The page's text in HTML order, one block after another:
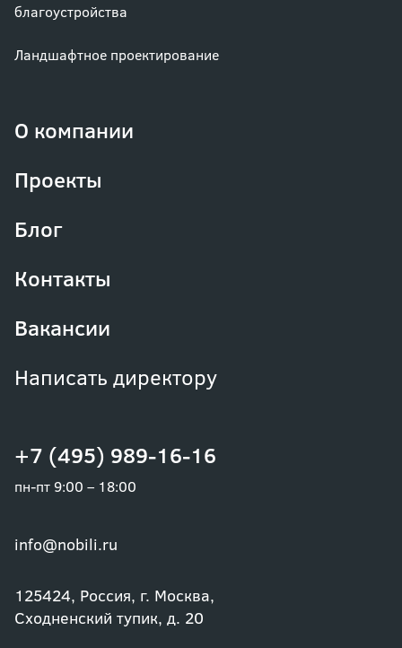
+7 (495) 989-16-16
пн-пт 9:00 – 18:00
info@nobili.ru
125424, Россия, г. Москва,
Сходненский тупик, д. 20
благоустройства
Ландшафтное проектирование
О компании
Проекты
Блог
Контакты
Вакансии
Написать директору